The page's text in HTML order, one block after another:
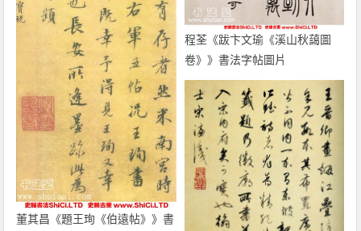
董其昌《題王珣《伯遠帖》》書
程荃《跋卞文瑜《溪山秋藹圖
卷》》書法字帖圖片